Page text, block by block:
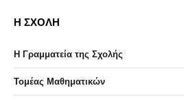
Η ΣΧΟΛΗ
Η Γραμματεία της Σχολής
Τομέας Μαθηματικών